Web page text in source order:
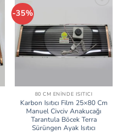
-35%
Ekle
80 CM ENINDE ISITICI
Karbon Isıtıcı Film 25×80 Cm
Manuel Civciv Anakucağı
Tarantula Böcek Terra
Sürüngen Ayak Isıtıcı